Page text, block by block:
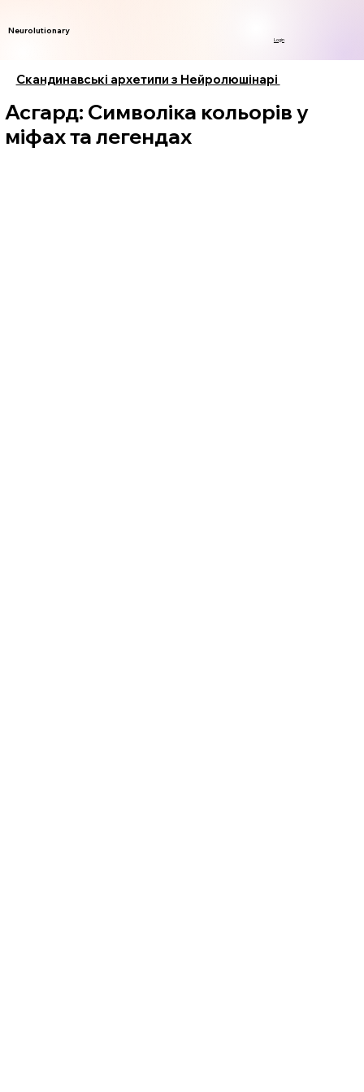
Neurolutionary
Login
Скандинавські архетипи з Нейролюшінарі
Асгард: Символіка кольорів у
міфах та легендах